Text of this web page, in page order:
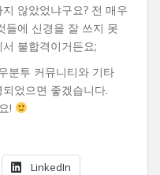
않았었냐구요? 전 매우
들에 신경을 잘 쓰지 못
불합격이거든요;
분투 커뮤니티와 기타
었으면 좋겠습니다.
!
LinkedIn